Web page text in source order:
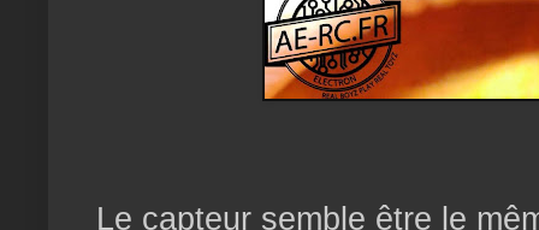
Le capteur semble être le